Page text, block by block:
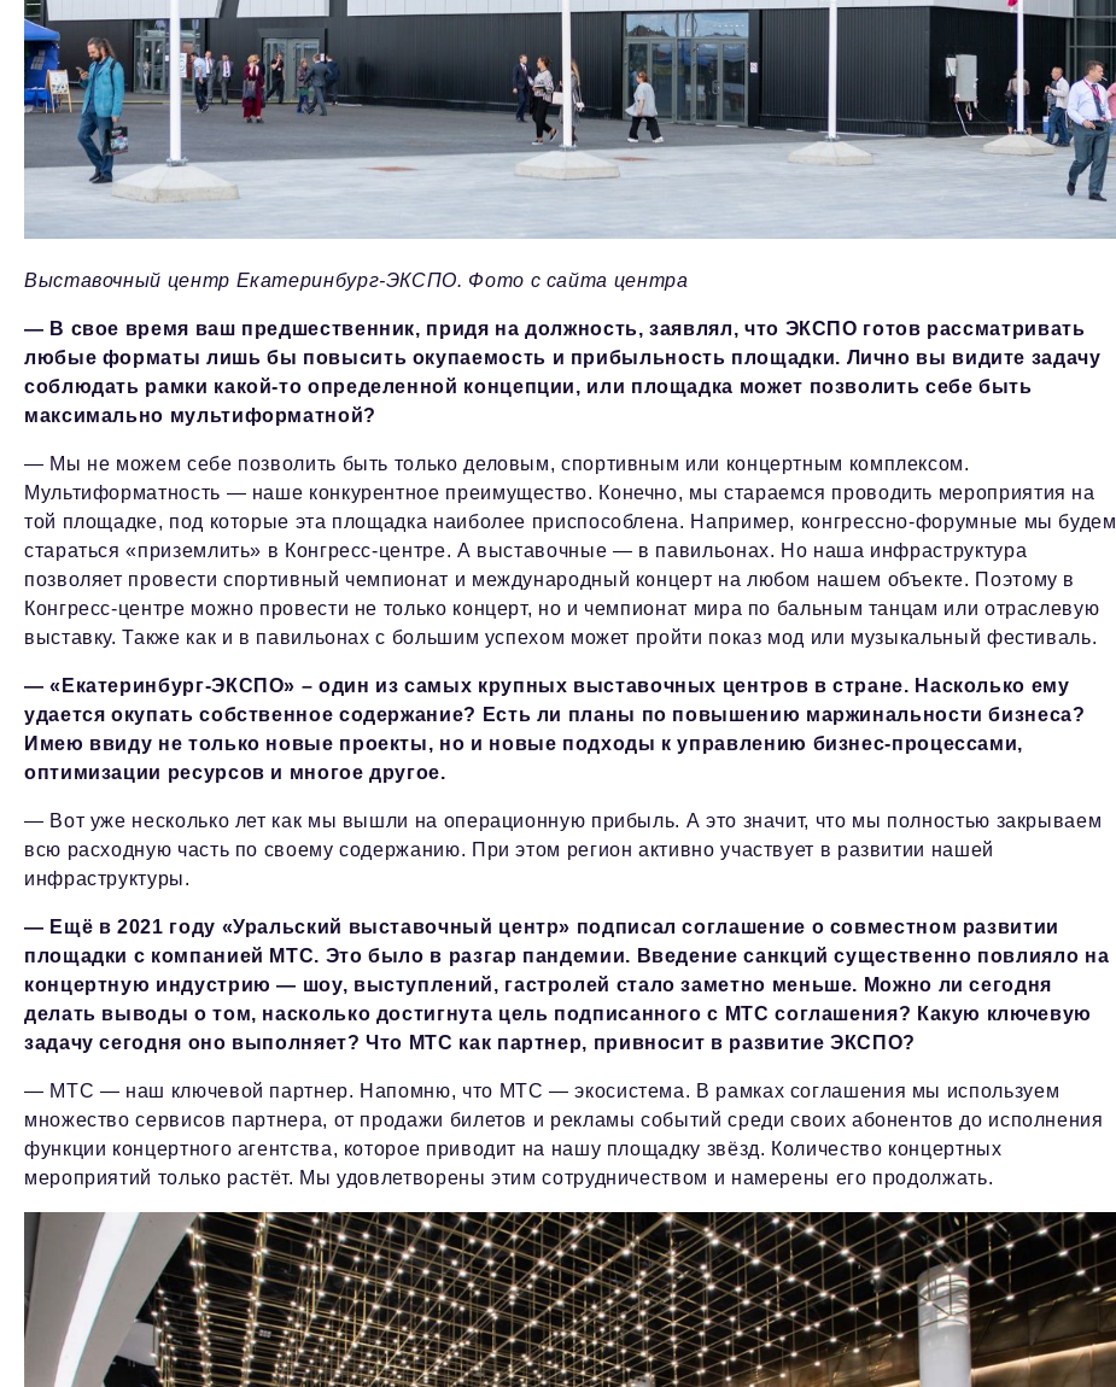
Выставочный центр Екатеринбург-ЭКСПО. Фото с сайта центра
— В свое время ваш предшественник, придя на должность, заявлял, что ЭКСПО готов рассматривать
любые форматы лишь бы повысить окупаемость и прибыльность площадки. Лично вы видите задачу
соблюдать рамки какой-то определенной концепции, или площадка может позволить себе быть
максимально мультиформатной?
— Мы не можем себе позволить быть только деловым, спортивным или концертным комплексом.
Мультиформатность — наше конкурентное преимущество. Конечно, мы стараемся проводить мероприятия на
той площадке, под которые эта площадка наиболее приспособлена. Например, конгрессно-форумные мы будем
стараться «приземлить» в Конгресс-центре. А выставочные — в павильонах. Но наша инфраструктура
позволяет провести спортивный чемпионат и международный концерт на любом нашем объекте. Поэтому в
Конгресс-центре можно провести не только концерт, но и чемпионат мира по бальным танцам или отраслевую
выставку. Также как и в павильонах с большим успехом может пройти показ мод или музыкальный фестиваль.
— «Екатеринбург-ЭКСПО» – один из самых крупных выставочных центров в стране. Насколько ему
удается окупать собственное содержание? Есть ли планы по повышению маржинальности бизнеса?
Имею ввиду не только новые проекты, но и новые подходы к управлению бизнес-процессами,
оптимизации ресурсов и многое другое.
— Вот уже несколько лет как мы вышли на операционную прибыль. А это значит, что мы полностью закрываем
всю расходную часть по своему содержанию. При этом регион активно участвует в развитии нашей
инфраструктуры.
— Ещё в 2021 году «Уральский выставочный центр» подписал соглашение о совместном развитии
площадки с компанией МТС. Это было в разгар пандемии. Введение санкций существенно повлияло на
концертную индустрию — шоу, выступлений, гастролей стало заметно меньше. Можно ли сегодня
делать выводы о том, насколько достигнута цель подписанного с МТС соглашения? Какую ключевую
задачу сегодня оно выполняет? Что МТС как партнер, привносит в развитие ЭКСПО?
— МТС — наш ключевой партнер. Напомню, что МТС — экосистема. В рамках соглашения мы используем
множество сервисов партнера, от продажи билетов и рекламы событий среди своих абонентов до исполнения
функции концертного агентства, которое приводит на нашу площадку звёзд. Количество концертных
мероприятий только растёт. Мы удовлетворены этим сотрудничеством и намерены его продолжать.